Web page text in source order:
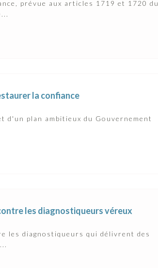
prévue aux articles 1719 et 1720 du
la confiance
d'un plan ambitieux du Gouvernement
les diagnostiqueurs véreux
les diagnostiqueurs qui délivrent des